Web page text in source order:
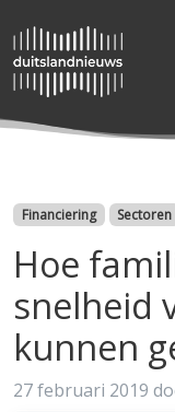
Categorieën
Financiering Sectoren
Hoe
snelheid
kunnen
27 februari 2019